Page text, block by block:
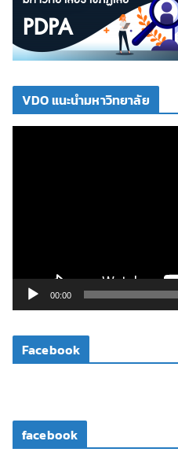
VDO แนะนำมหาวิทยาลัย
ดี
โ
00:00
Facebook
facebook